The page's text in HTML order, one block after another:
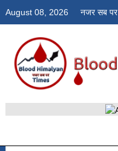
August 08, 2026 नजर सब पर